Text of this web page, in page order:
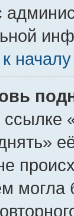
началу